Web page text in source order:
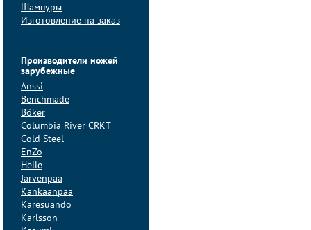
Шампуры
Изготовление на заказ
Производители ножей
зарубежные
Anssi
Benchmade
Böker
Columbia River CRKT
Cold Steel
EnZo
Helle
Jarvenpaa
Kankaanpaa
Karesuando
Karlsson